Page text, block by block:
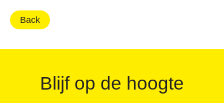
Back
Blijf op de hoogte